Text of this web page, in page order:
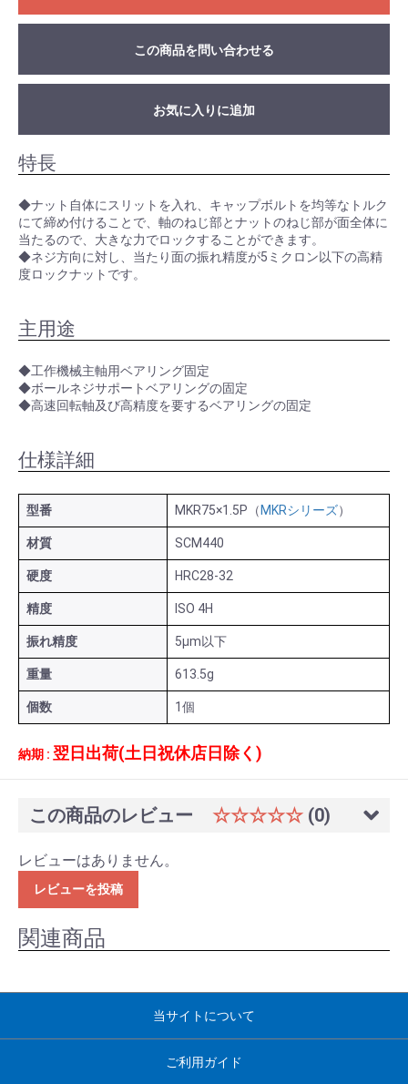
この商品を問い合わせる
お気に入りに追加
特長
◆ナット自体にスリットを入れ、キャップボルトを均等なトルク
にて締め付けることで、軸のねじ部とナットのねじ部が面全体に
当たるので、大きな力でロックすることができます。
◆ネジ方向に対し、当たり面の振れ精度が5ミクロン以下の高精
度ロックナットです。
主用途
◆工作機械主軸用ベアリング固定
◆ボールネジサポートベアリングの固定
◆高速回転軸及び高精度を要するベアリングの固定
仕様詳細
型番 MKR75×1.5P（ MKRシリーズ）
材質 SCM440
硬度 HRC28-32
精度 ISO 4H
振れ精度 5μm以下
重量 613.5g
個数 1個
納期 : 翌日出荷(土日祝休店日除く)
この商品のレビュー ☆☆☆☆☆ (0)
レビューはありません。
レビューを投稿
関連商品
当サイトについて
ご利用ガイド